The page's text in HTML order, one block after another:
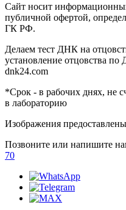
Сайт носит
публичной офертой,
ГК РФ.
Делаем тест ДНК на
установление отцовства
dnk24.com
*Срок - в рабочих днях, не
в лабораторию
Изображения предоставлены
Позвоните или напишите
70